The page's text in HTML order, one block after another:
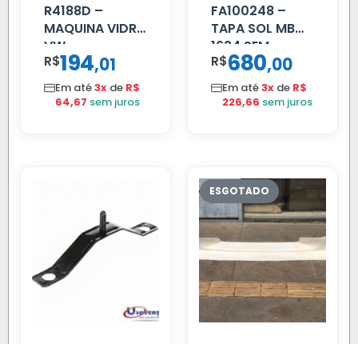
R4188D –
MAQUINA VIDRO
VW
CONSTELLATION
MANUAL LD
R$194,01
Em até3x de R$
64,67 sem juros
FA100248 –
TAPA SOL MB
1634 SEM
SUPORTE FIBRA
R$680,00
Em até3x de R$
226,66 sem juros